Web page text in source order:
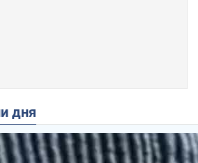
дня